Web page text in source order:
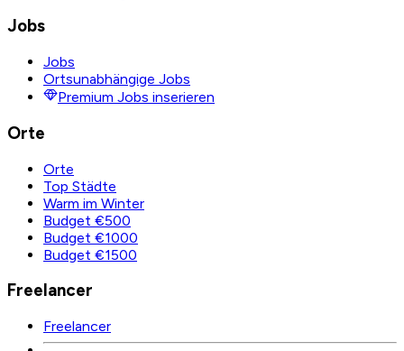
Jobs
Jobs
Ortsunabhängige Jobs
Premium Jobs inserieren
Orte
Orte
Top Städte
Warm im Winter
Budget €500
Budget €1000
Budget €1500
Freelancer
Freelancer